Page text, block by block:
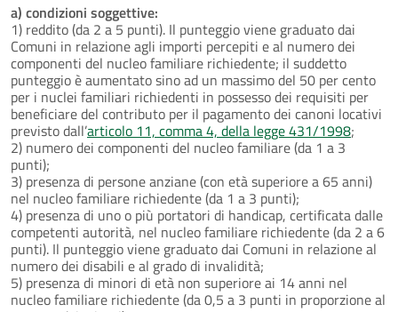
a) condizioni soggettive:
1) reddito (da 2 a 5 punti). Il punteggio viene graduato dai
Comuni in relazione agli importi percepiti e al numero dei
componenti del nucleo familiare richiedente; il suddetto
punteggio è aumentato sino ad un massimo del 50 per cento
per i nuclei familiari richiedenti in possesso dei requisiti per
beneficiare del contributo per il pagamento dei canoni locativi
previsto dall’articolo 11, comma 4, della legge 431/1998;
2) numero dei componenti del nucleo familiare (da 1 a 3
punti);
3) presenza di persone anziane (con età superiore a 65 anni)
nel nucleo familiare richiedente (da 1 a 3 punti);
4) presenza di uno o più portatori di handicap, certificata dalle
competenti autorità, nel nucleo familiare richiedente (da 2 a 6
punti). Il punteggio viene graduato dai Comuni in relazione al
numero dei disabili e al grado di invalidità;
5) presenza di minori di età non superiore ai 14 anni nel
nucleo familiare richiedente (da 0,5 a 3 punti in proporzione al